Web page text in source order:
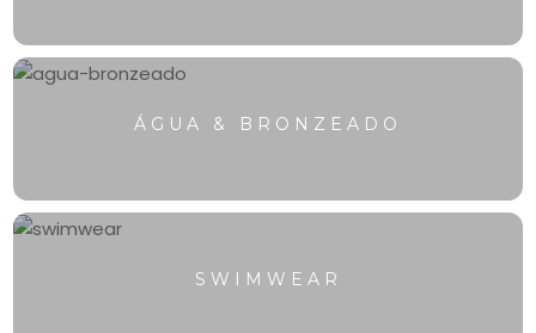
ÁGUA & BRONZEADO
SWIMWEAR